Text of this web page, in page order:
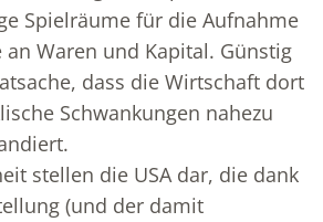
Spielräume für die Aufnahme
an Waren und Kapital. Günstig
dass die Wirtschaft dort
Schwankungen nahezu
stellen die USA dar, die dank
(und der damit